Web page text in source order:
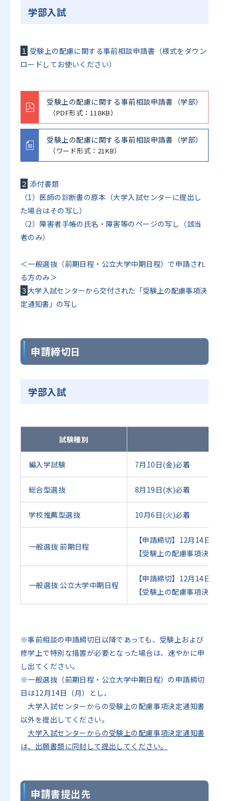
学部入試
１ 受験上の配慮に関する事前相談申請書（様式をダウン
ロードしてお使いください）
受験上の配慮に関する事前相談申請書（学部）
（PDF形式：118KB）
受験上の配慮に関する事前相談申請書（学部）
（ワード形式：21KB）
２ 添付書類
（1）医師の診断書の原本（大学入試センターに提出し
た場合はその写し）
（2）障害者手帳の氏名・障害等のページの写し（該当
者のみ）
＜一般選抜（前期日程・公立大学中期日程）で申請され
る方のみ＞
３大学 入試センターから交付された「受験上の配慮事項決
定通知書」の写し
申請締切日
学部入試
試験種別
編入学試験 7月10日(金)必着
総合型選抜 8月19日(水)必着
学校推薦型選抜 10月6日(火)必着
一般選抜 前期日程
【申請締切】12月14日（月
【受験上の配慮事項決定
一般選抜 公立大学中期日程
【申請締切】12月14日（月
【受験上の配慮事項決定
※事前相談の申請締切日以降であっても、受験上および
修学上で特別な措置が必要となった場合は、速やかに申
し出てください。
※一般選抜（前期日程・公立大学中期日程）の申請締切
日は12月14日（月）とし、
大学入試センターからの受験上の配慮事項決定通知書
以外を提出してください。
大学入試センターからの受験上の配慮事項決定通知書
は、出願書類に同封して提出してください。
申請書提出先